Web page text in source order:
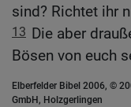
sind? Richtet ihr
13 Die aber
Bösen von euch
Elberfelder Bibel 2006, ©
GmbH, Holzgerlingen